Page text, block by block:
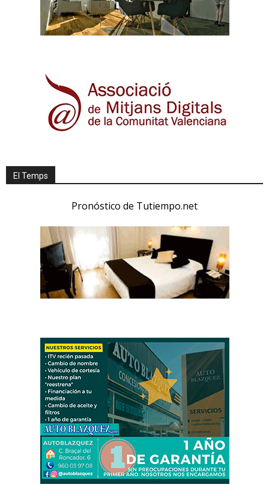
El Temps
Pronóstico de Tutiempo.net